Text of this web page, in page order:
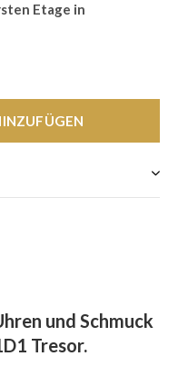
Etage in
und Schmuck
Tresor.